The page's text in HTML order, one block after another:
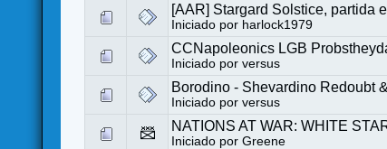
[AAR] Stargard Solstice, partida
Iniciado por harlock1979
CCNapoleonics LGB
Iniciado porversus
Borodino - Shevardino Redoubt
Iniciado porversus
NATIONS AT WAR: WHITE
Iniciado porGreene